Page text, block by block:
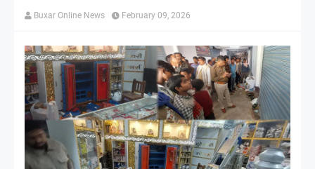
Buxar Online News February 09, 2026